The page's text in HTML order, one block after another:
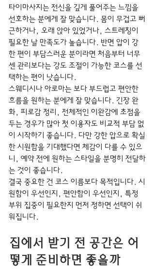
타이마사지는 전신을 깊게 풀어주는 느낌을
선호하는 분에게 잘 맞습니다. 몸이 무겁고 뻐
근하거나, 오래 앉아 있었거나, 스트레칭이
필요한 날 만족도가 높습니다. 반면 압이 강
한 편이 부담스러운 분이라면 처음부터 너무
센 관리보다는 강도 조절이 가능한 코스를 선
택하는 편이 낫습니다.
스웨디시나 아로마는 보다 부드럽고 편안한
흐름을 원하는 분에게 잘 맞습니다. 긴장 완
화, 피로감 정리, 전체적인 이완감에 초점을
두는 경우가 많아 첫 이용자도 비교적 부담 없
이 시작하기 좋습니다. 다만 강한 압으로 확실
한 시원함을 기대했다면 체감이 다를 수 있으
니, 예약 전에 원하는 스타일을 분명히 전달하
는 것이 좋습니다.
결국 중요한 건 코스 이름보다 목적입니다. 시
원함이 우선인지, 편안함이 우선인지, 특정
부위 집중이 필요한지 먼저 정하면 선택이 쉬
워집니다.
집에서 받기 전 공간은 어
떻게 준비하면 좋을까